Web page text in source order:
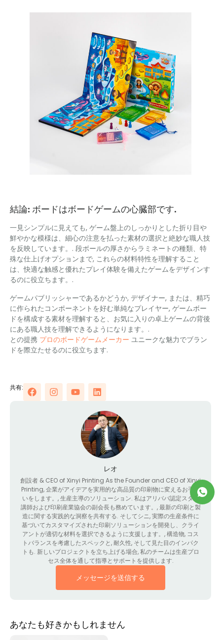
結論: ボードはボードゲームの心臓部です.
一見シンプルに見えても, ゲーム盤上のしっかりとした折り目や
鮮やかな模様は、細心の注意を払った素材の選択と絶妙な職人技
を反映しています。. 段ボールの厚さからラミネートの種類、特
殊な仕上げオプションまで, これらの材料特性を理解すること
は、快適な触感と優れたプレイ体験を備えたゲームをデザインす
るのに役立ちます。.
ゲームパブリッシャーであるかどうか, デザイナー, または、精巧
に作られたコンポーネントを好む単純なプレイヤー, ゲームボー
ドを構成する素材を理解すると、お気に入りの卓上ゲームの背後
にある職人技を理解できるようになります。.
との提携 プロのボードゲームメーカー ユニークな魅力でブラン
ドを際立たせるのに役立ちます.
共有:
レオ
創設者 & CEO of Xinyi Printing As the Founder and CEO of Xinyi
Printing, 企業がアイデアを実用的な高品質の印刷物に変えるお手伝
いをします。, 生産主導のソリューション. 私はアリババ認定スター
講師および印刷産業協会の副会長も務めています。, 最新の印刷と製
造に関する実践的な洞察を共有する. そしてシニ, 実際の生産条件に
基づいてカスタマイズされた印刷ソリューションを開発し、クライ
アントが適切な材料を選択できるように支援します。, 構造物, コス
トバランスを考慮したスペックと, 耐久性, そして見た目のインパク
トも. 新しいプロジェクトを立ち上げる場合, 私のチームは生産プロ
セス全体を通して指導とサポートを提供します.
メッセージを送信する
あなたも好きかもしれません